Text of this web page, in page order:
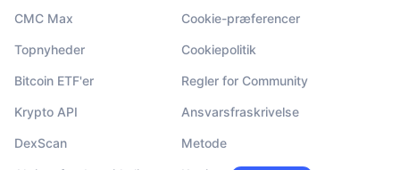
CMC Max
Topnyheder
Bitcoin ETF'er
Krypto API
DexScan
Cookie-præferencer
Cookiepolitik
Regler for Community
Ansvarsfraskrivelse
Metode